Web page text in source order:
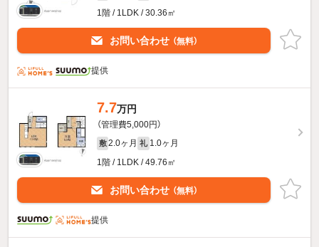
1階 / 1LDK / 30.36㎡
お問い合わせ （無料）
提供
7.7万円
（管理費5,000円）
敷 2.0ヶ月 礼 1.0ヶ月
1階 / 1LDK / 49.76㎡
お問い合わせ （無料）
提供